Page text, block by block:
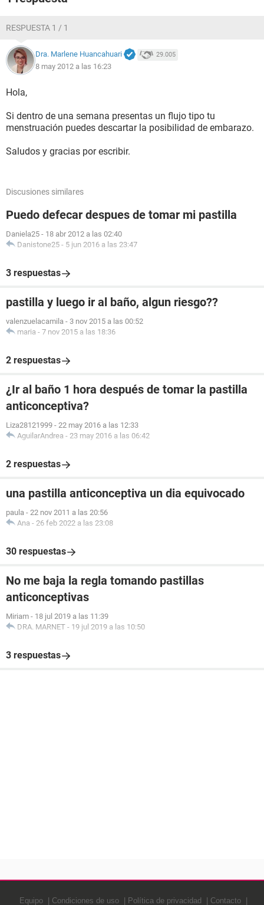
RESPUESTA 1 / 1
Dra. Marlene Huancahuari 29.005
8 may 2012 a las 16:23
Hola,
Si dentro de una semana presentas un flujo tipo tu
menstruación puedes descartar la posibilidad de embarazo.
Saludos y gracias por escribir.
Discusiones similares
Puedo defecar despues de tomar mi pastilla
Daniela25 - 18 abr 2012 a las 02:40
Danistone25 - 5 jun 2016 a las 23:47
3 respuestas
pastilla y luego ir al baño, algun riesgo??
valenzuelacamila - 3 nov 2015 a las 00:52
maria - 7 nov 2015 a las 18:36
2 respuestas
¿Ir al baño 1 hora después de tomar la pastilla
anticonceptiva?
Liza28121999 - 22 may 2016 a las 12:33
AguilarAndrea - 23 may 2016 a las 06:42
2 respuestas
una pastilla anticonceptiva un dia equivocado
paula - 22 nov 2011 a las 20:56
Ana - 26 feb 2022 a las 23:08
30 respuestas
No me baja la regla tomando pastillas
anticonceptivas
Miriam - 18 jul 2019 a las 11:39
DRA. MARNET - 19 jul 2019 a las 10:50
3 respuestas
Equipo Condiciones de uso Política de privacidad Contacto